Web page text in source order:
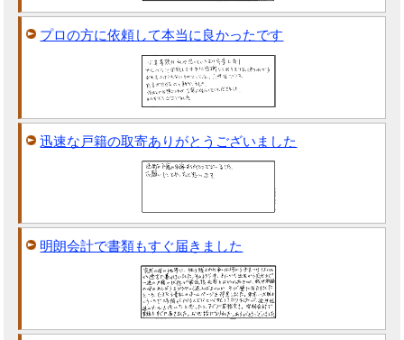
プロの方に依頼して本当に良かったです
迅速な戸籍の取寄ありがとうございました
明朗会計で書類もすぐ届きました